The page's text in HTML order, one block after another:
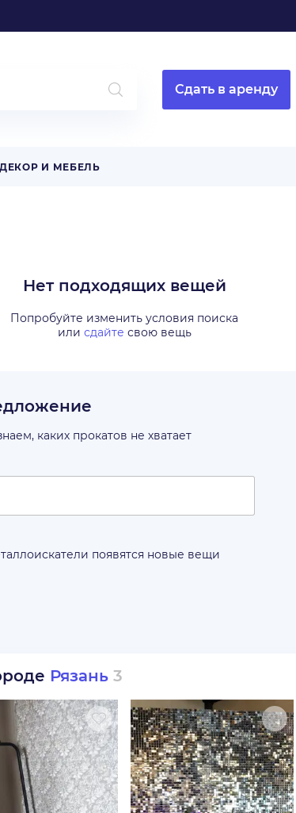
Сдать в аренду
ДЕКОР И МЕБЕЛЬ
Нет подходящих вещей
Попробуйте изменить условия поиска
или сдайте свою вещь
каких прокатов не хватает
появятся новые вещи
Рязань 3